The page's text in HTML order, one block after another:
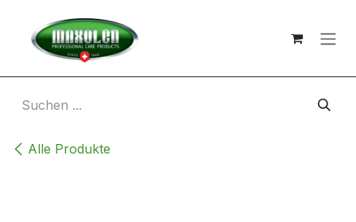
Alle Produkte